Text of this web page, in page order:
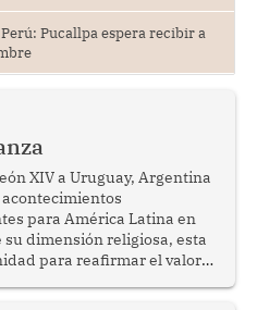
Pucallpa espera recibir a
XIV a Uruguay, Argentina
para América Latina en
su dimensión religiosa, esta
para reafirmar el valor